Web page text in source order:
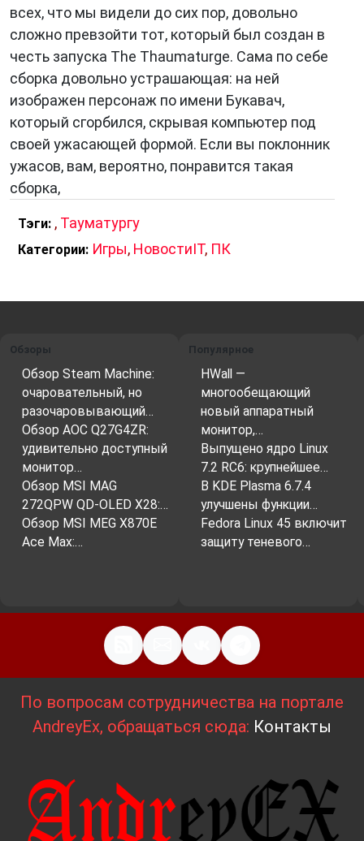
взаимодействуя с персонажами, решая
головоломки и участвуя в пошаговых боях.
Боевая система
Бои в The Thaumaturge основаны на
использовании карт заклинаний и умений.
Игрокам нужно продумывать свои действия,
чтобы использовать сильные стороны
Виктора и его противников.
характеристики. Игроки могут выбрать один
из трех классов: «Ученый», «Боец» или
«Мистик».
Детективные элементы
В игре есть элементы детектива. Игрокам
нужно собирать улики, допрашивать
свидетелей и делать выводы, чтобы
Особенности игры
Увлекательный сюжет с множеством
вариантов развития;
элементы стимпанка и мистики;
Разнообразная система заклинаний и
персонажа;
Элементы детектива;
Сложные моральные дилеммы.
всех, что мы видели до сих пор, довольно
сложно превзойти тот, который был создан в
честь запуска The Thaumaturge. Сама по себе
сборка довольно устрашающая: на ней
изображен персонаж по имени Букавач,
который сгорбился, скрывая компьютер под
своей ужасающей формой. Если вы поклонник
ужасов, вам, вероятно, понравится такая
сборка,
Тэги: , Тауматургу
Категории: Игры, НовостиIT, ПК
Обзоры
Обзор Steam Machine:
очаровательный, но
разочаровывающий…
Обзор AOC Q27G4ZR:
удивительно доступный
монитор…
Обзор MSI MAG
272QPW QD-OLED X28:…
Обзор MSI MEG X870E
Ace Max:…
Популярное
HWall —
многообещающий
новый аппаратный
монитор,…
Выпущено ядро Linux
7.2 RC6: крупнейшее…
В KDE Plasma 6.7.4
улучшены функции…
Fedora Linux 45 включит
защиту теневого…
По вопросам сотрудничества на портале
AndreyEx, обращаться сюда: Контакты